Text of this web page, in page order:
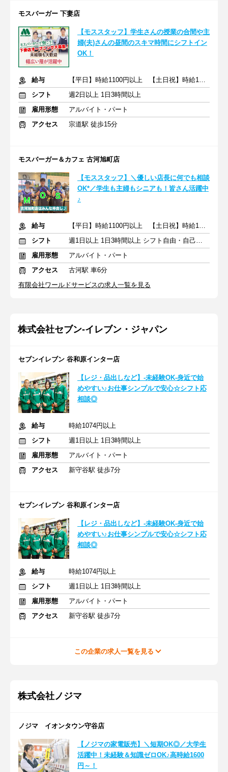
モスバーガー 下妻店
【モススタッフ】学生さんの授業の合間や主
婦(夫)さんの昼間のスキマ時間にシフトイン
OK！
給与
【平日】時給1100円以上 【土日祝】時給1150円以上
シフト
週2日以上 1日3時間以上
雇用形態
アルバイト・パート
アクセス
宗道駅 徒歩15分
モスバーガー＆カフェ 古河旭町店
【モススタッフ】＼優しい店長に何でも相談
OK*／学生も主婦もシニアも！皆さん活躍中
♪
給与
【平日】時給1100円以上 【土日祝】時給1150円以上
シフト
週1日以上 1日3時間以上 シフト自由・自己申告
雇用形態
アルバイト・パート
アクセス
古河駅 車6分
有限会社ワールドサービスの求人一覧を見る
株式会社セブン-イレブン・ジャパン
セブンイレブン 谷和原インター店
【レジ・品出しなど】-未経験OK-身近で始
めやすい♪お仕事シンプルで安心☆シフト応
相談◎
給与
時給1074円以上
シフト
週1日以上 1日3時間以上
雇用形態
アルバイト・パート
アクセス
新守谷駅 徒歩7分
セブンイレブン 谷和原インター店
【レジ・品出しなど】-未経験OK-身近で始
めやすい♪お仕事シンプルで安心☆シフト応
相談◎
給与
時給1074円以上
シフト
週1日以上 1日3時間以上
雇用形態
アルバイト・パート
アクセス
新守谷駅 徒歩7分
この企業の求人一覧を見る
株式会社ノジマ
ノジマ イオンタウン守谷店
【ノジマの家電販売】＼短期OK◎／大学生
活躍中！未経験＆知識ゼロOK♪高時給1600
円～！